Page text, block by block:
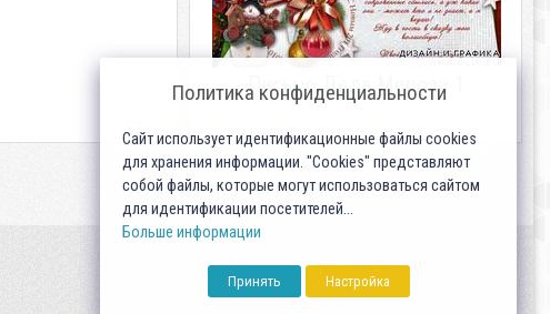
Письмо Деда Мороза 1
Политика конфиденциальности
Сайт использует идентификационные файлы cookies
для хранения информации. "Cookies" представляют
собой файлы, которые могут использоваться сайтом
для идентификации посетителей...
Больше информации
Принять Настройка